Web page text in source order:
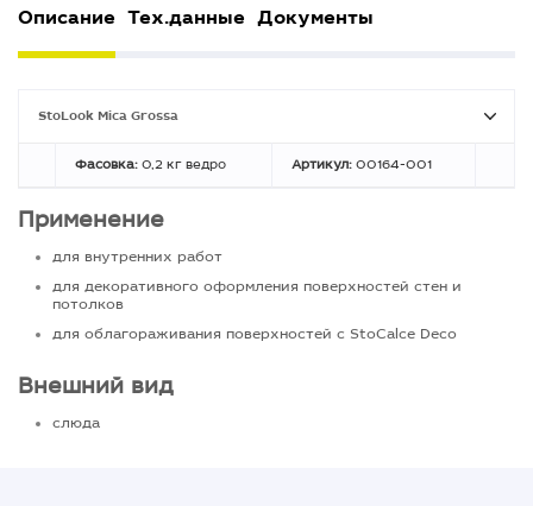
Описание Тех.данные Документы
StoLook Mica Grossa
Фасовка: 0,2 кг ведро Артикул: 00164-001
Применение
для внутренних работ
для декоративного оформления поверхностей стен и
потолков
для облагораживания поверхностей с StoCalce Deco
Внешний вид
слюда